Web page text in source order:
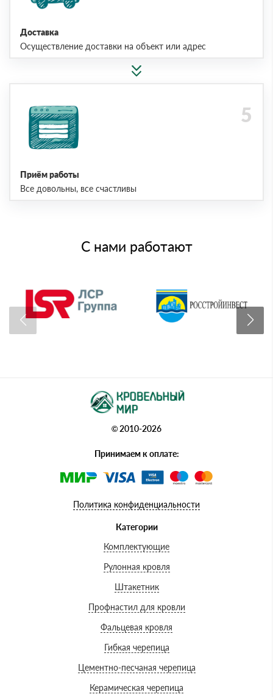
Доставка
Осуществление доставки на объект или адрес
Приём работы
Все довольны, все счастливы
С нами работают
© 2010-2026
Принимаем к оплате:
Политика конфиденциальности
Категории
Комплектующие
Рулонная кровля
Штакетник
Профнастил для кровли
Фальцевая кровля
Гибкая черепица
Цементно-песчаная черепица
Керамическая черепица